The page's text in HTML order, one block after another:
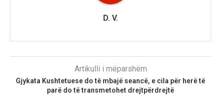
D. V.
Artikulli i mëparshëm
Gjykata Kushtetuese do të mbajë seancë, e cila për herë të
parë do të transmetohet drejtpërdrejtë